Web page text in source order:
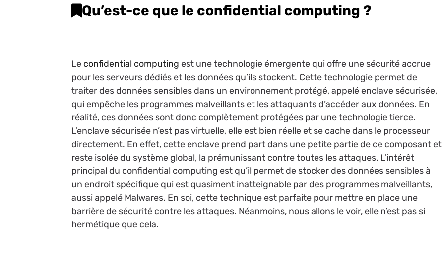
Qu’est-ce que le confidential computing ?
Le confidential computing est une technologie émergente qui offre une sécurité accrue
pour les serveurs dédiés et les données qu’ils stockent. Cette technologie permet de
traiter des données sensibles dans un environnement protégé, appelé enclave sécurisée,
qui empêche les programmes malveillants et les attaquants d’accéder aux données. En
réalité, ces données sont donc complètement protégées par une technologie tierce.
L’enclave sécurisée n’est pas virtuelle, elle est bien réelle et se cache dans le processeur
directement. En effet, cette enclave prend part dans une petite partie de ce composant et
reste isolée du système global, la prémunissant contre toutes les attaques. L’intérêt
principal du confidential computing est qu’il permet de stocker des données sensibles à
un endroit spécifique qui est quasiment inatteignable par des programmes malveillants,
aussi appelé Malwares. En soi, cette technique est parfaite pour mettre en place une
barrière de sécurité contre les attaques. Néanmoins, nous allons le voir, elle n’est pas si
hermétique que cela.